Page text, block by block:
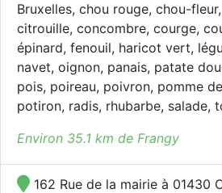
Bruxelles, chou rouge, chou-
citrouille, concombre, courge,
épinard, fenouil, haricot vert,
navet, oignon, panais, patate
pois, poireau, poivron, pomme
potiron, radis, rhubarbe, salade,
Environ 35.1 km de Frangy
162 Rue de la mairie à 01430